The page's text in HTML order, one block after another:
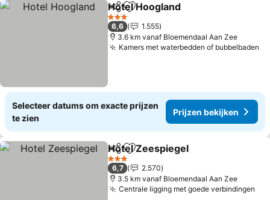
DelenToevoegen aan favorieten
Hotel Hoogland
3 Sterren
6,6
1.555
3.6 km vanaf Bloemendaal Aan Zee
Kamers met waterbedden of bubbelbaden
Selecteer datums om exacte prijzen
te zien
Prijzen bekijken
DelenToevoegen aan favorieten
Hotel Zeespiegel
3 Sterren
6,7
2.570
3.5 km vanaf Bloemendaal Aan Zee
Centrale ligging met goede verbindingen